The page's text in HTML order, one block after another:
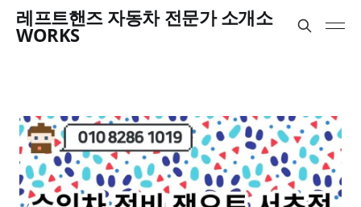
레프트핸즈 자동차 전문가 소개소
WORKS